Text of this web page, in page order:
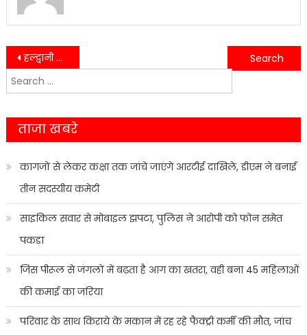
Post
navigation
हल्द्वानी हादसा: स्कूल से घर लौट रही बच्ची को बस ने कुचला, यातायात ठप….
भीमताल में धोखाधड़ी का मामला गरमाया, मंत्री ने पुलिस को दिए सख्त निर्देश….
Search
for:
ताजा खबरे
कागजों से लेकर कक्षा तक जांचे जाएंगे आरटीई दाखिले, डीएम ने बनाई
तीन सदस्यीय कमेटी
साइकिल सवार से मोबाइल झपटा, पुलिस ने आरोपी को फोन समेत
पकड़ा
जिस पीरूल से जंगलों में बढ़ता है आग का खतरा, वही बना 45 महिलाओं
की कमाई का जरिया
परिवार के साथ किराये के मकान में रह रहे फैक्ट्री कर्मी की मौत, जांच